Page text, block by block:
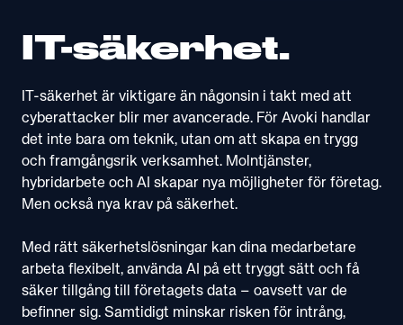
IT-säkerhet.
IT-säkerhet är viktigare än någonsin i takt med att
cyberattacker blir mer avancerade.​ För Avoki handlar
det inte bara ​om teknik, utan om att skapa en ​trygg
och framgångsrik verksamhet. Molntjänster,
hybridarbete och AI skapar nya möjligheter för företag.
Men också nya krav på säkerhet.
Med rätt säkerhetslösningar kan dina medarbetare
arbeta flexibelt, använda AI på ett tryggt sätt och få
säker tillgång till företagets data – oavsett var de
befinner sig. Samtidigt minskar risken för intrång,